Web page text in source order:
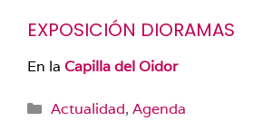
EXPOSICIÓN DIORAMAS
En la Capilla del Oidor
Categorías
Actualidad, Agenda